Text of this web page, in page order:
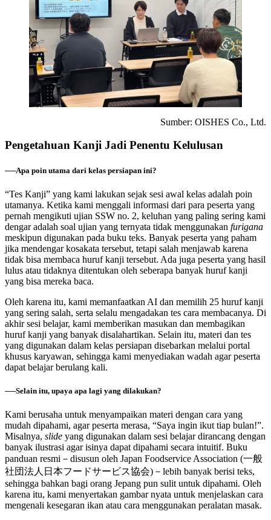
Sumber: OISHES Co., Ltd.
Pengetahuan Kanji Jadi Penentu Kelulusan
──Apa poin utama dari kelas persiapan ini?
“Tes Kanji” yang kami lakukan sejak sesi awal kelas adalah poin
utamanya. Ketika kami menggali informasi dari para peserta yang
pernah mengikuti ujian SSW no. 2, keluhan yang paling sering kami
dengar adalah soal ujian yang ternyata tidak menggunakan furigana
meskipun digunakan pada buku teks. Banyak peserta yang paham
jika mendengar kosakata tersebut, tetapi salah menjawab karena
tidak bisa membaca huruf kanji tersebut. Ada juga peserta yang hasil
lulus atau tidaknya ditentukan oleh seberapa banyak huruf kanji
yang bisa mereka baca.
Oleh karena itu, kami memanfaatkan AI dan memilih 25 huruf kanji
yang sering salah, serta selalu mengadakan tes cara membacanya. Di
akhir sesi belajar, kami memberikan masukan dan membagikan
huruf kanji yang banyak disalahartikan. Selain itu, materi dan tes
yang digunakan dalam kelas persiapan disebarkan melalui portal
khusus karyawan, sehingga kami menyediakan wadah agar peserta
dapat belajar berulang kali.
──Selain itu, upaya apa lagi yang dilakukan?
Kami berusaha untuk menyampaikan materi dengan cara yang
mudah dipahami, agar peserta merasa, “Saya ingin ikut tiap bulan!”.
Misalnya, slide yang digunakan dalam sesi belajar dirancang dengan
banyak ilustrasi agar isinya dapat dipahami secara intuitif. Buku
panduan resmi－disusun oleh Japan Foodservice Association (一般
社団法人日本フードサービス協会)－lebih banyak berisi teks,
sehingga bahkan bagi orang Jepang pun sulit untuk dipahami. Oleh
karena itu, kami menyertakan gambar nyata untuk menjelaskan cara
mengenali kesegaran ikan atau cara menggunakan peralatan masak.